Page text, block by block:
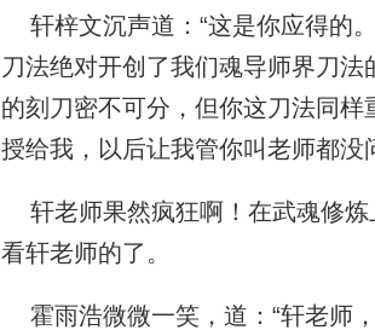
轩梓文沉声道：“这是你应得的
刀法绝对开创了我们魂导师界刀
的刻刀密不可分，但你这刀法同
授给我，以后让我管你叫老师都没
轩老师果然疯狂啊！在武魂修炼
看轩老师的了。
霍雨浩微微一笑，道：“轩老师